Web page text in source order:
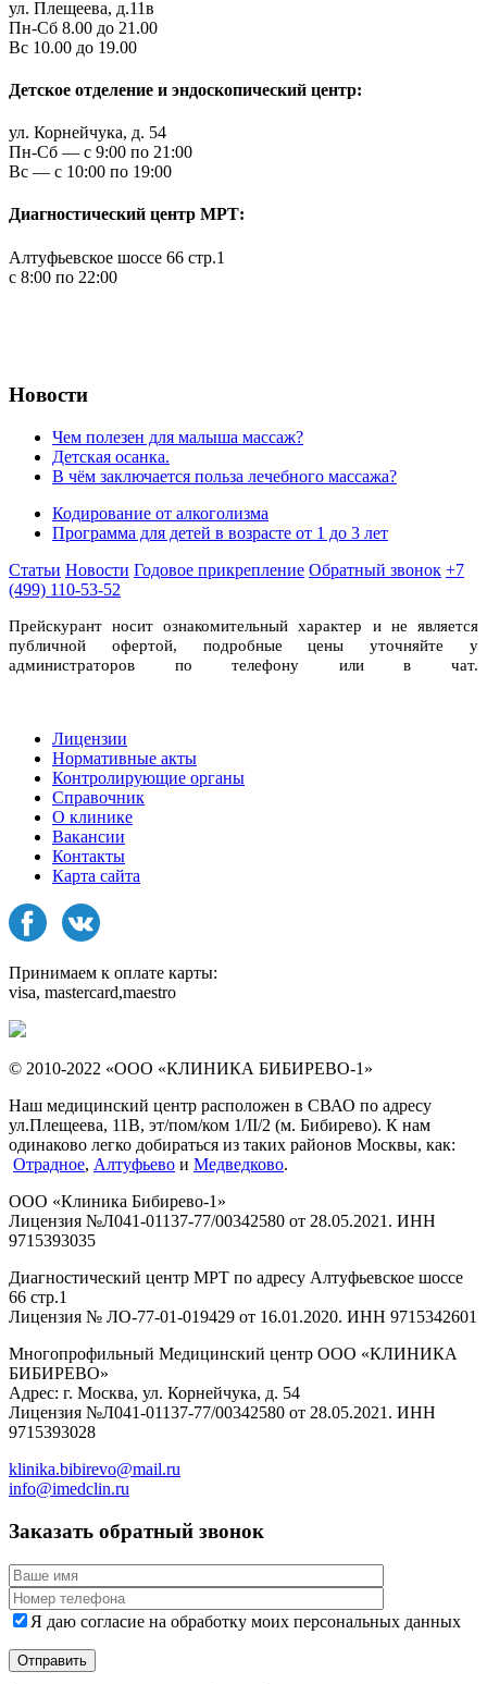
ул. Плещеева, д.11в
Пн-Сб 8.00 до 21.00
Вс 10.00 до 19.00
Детское отделение и эндоскопический центр:
ул. Корнейчука, д. 54
Пн-Сб — c 9:00 по 21:00
Вс — с 10:00 по 19:00
Диагностический центр МРТ:
Алтуфьевское шоссе 66 стр.1
c 8:00 по 22:00
Новости
Чем полезен для малыша массаж?
Детская осанка.
В чём заключается польза лечебного массажа?
Кодирование от алкоголизма
Программа для детей в возрасте от 1 до 3 лет
Статьи Новости Годовое прикрепление Обратный звонок +7
(499) 110-53-52
Прейскурант носит ознакомительный характер и не является
публичной офертой, подробные цены уточняйте у
администраторов по телефону или в чат.
Лицензии
Нормативные акты
Контролирующие органы
Справочник
О клинике
Вакансии
Контакты
Карта сайта
Принимаем к оплате карты:
visa, mastercard,maestro
© 2010-2022 «ООО «КЛИНИКА БИБИРЕВО-1»
Наш медицинский центр расположен в СВАО по адресу
ул.Плещеева, 11В, эт/пом/ком 1/II/2 (м. Бибирево). К нам
одинаково легко добираться из таких районов Москвы, как:
Отрадное, Алтуфьево и Медведково.
ООО «Клиника Бибирево-1»
Лицензия №Л041-01137-77/00342580 от 28.05.2021. ИНН
9715393035
Диагностический центр МРТ по адресу Алтуфьевское шоссе
66 стр.1
Лицензия № ЛО-77-01-019429 от 16.01.2020. ИНН 9715342601
Многопрофильный Медицинский центр ООО «КЛИНИКА
БИБИРЕВО»
Адрес: г. Москва, ул. Корнейчука, д. 54
Лицензия №Л041-01137-77/00342580 от 28.05.2021. ИНН
9715393028
klinika.bibirevo@mail.ru
info@imedclin.ru
Заказать обратный звонок
Я даю согласие на обработку моих персональных данных